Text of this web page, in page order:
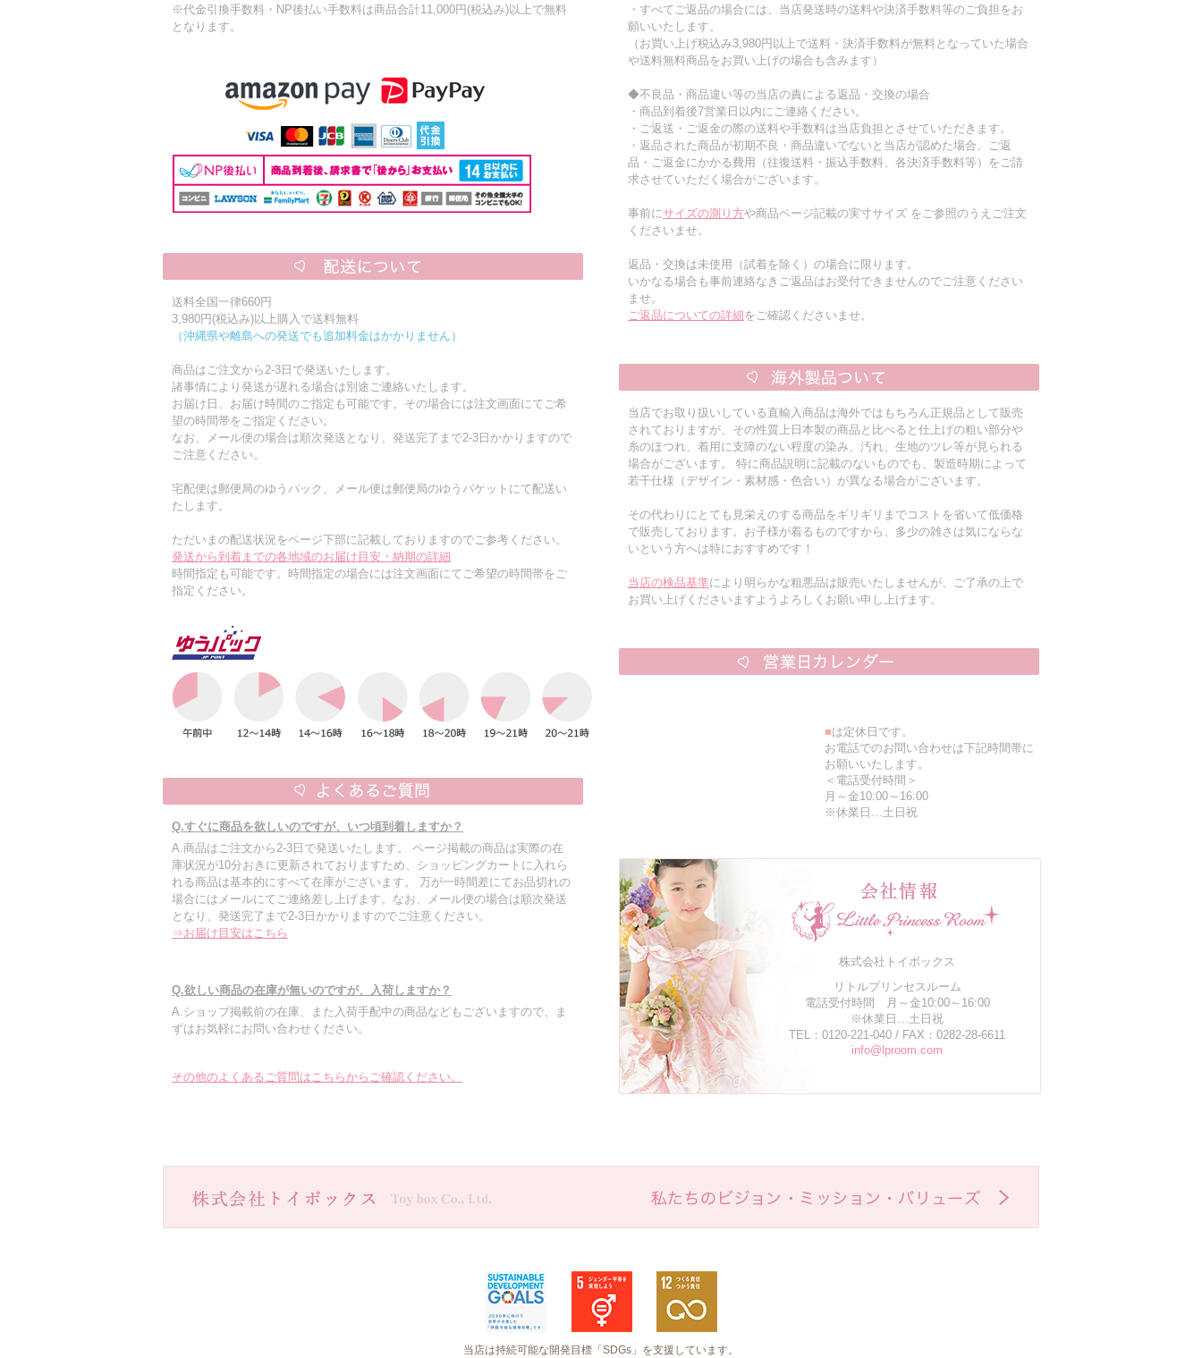
※代金引換手数料・NP後払い手数料は商品合計11,000円(税込み)以上で無料
となります。
送料全国一律660円
3,980円(税込み)以上購入で送料無料
（沖縄県や離島への発送でも追加料金はかかりません）
商品はご注文から2-3日で発送いたします。
諸事情により発送が遅れる場合は別途ご連絡いたします。
お届け日、お届け時間のご指定も可能です。その場合には注文画面にてご希
望の時間帯をご指定ください。
なお、メール便の場合は順次発送となり、発送完了まで2-3日かかりますので
ご注意ください。
宅配便は郵便局のゆうパック、メール便は郵便局のゆうパケットにて配送い
たします。
ただいまの配送状況をページ下部に記載しておりますのでご参考ください。
発送から到着までの各地域のお届け目安・納期の詳細
時間指定も可能です。時間指定の場合には注文画面にてご希望の時間帯をご
指定ください。
Q.すぐに商品を欲しいのですが、いつ頃到着しますか？
A.商品はご注文から2-3日で発送いたします。 ページ掲載の商品は実際の在
庫状況が10分おきに更新されておりますため、ショッピングカートに入れら
れる商品は基本的にすべて在庫がございます。 万が一時間差にてお品切れの
場合にはメールにてご連絡差し上げます。なお、メール便の場合は順次発送
となり、発送完了まで2-3日かかりますのでご注意ください。
⇒お届け目安はこちら
Q.欲しい商品の在庫が無いのですが、入荷しますか？
A.ショップ掲載前の在庫、また入荷手配中の商品などもございますので、ま
ずはお気軽にお問い合わせください。
その他のよくあるご質問はこちらからご確認ください。
・すべてご返品の場合には、当店発送時の送料や決済手数料等のご負担をお
願いいたします。
（お買い上げ税込み3,980円以上で送料・決済手数料が無料となっていた場合
や送料無料商品をお買い上げの場合も含みます）
◆不良品・商品違い等の当店の責による返品・交換の場合
・商品到着後7営業日以内にご連絡ください。
・ご返送・ご返金の際の送料や手数料は当店負担とさせていただきます。
・返品された商品が初期不良・商品違いでないと当店が認めた場合、ご返
品・ご返金にかかる費用（往復送料・振込手数料、各決済手数料等）をご請
求させていただく場合がございます。
事前にサイズの測り方や商品ページ記載の実寸サイズ をご参照のうえご注文
くださいませ。
返品・交換は未使用（試着を除く）の場合に限ります。
いかなる場合も事前連絡なきご返品はお受付できませんのでご注意ください
ませ。
ご返品についての詳細をご確認くださいませ。
当店でお取り扱いしている直輸入商品は海外ではもちろん正規品として販売
されておりますが、その性質上日本製の商品と比べると仕上げの粗い部分や
糸のほつれ、着用に支障のない程度の染み、汚れ、生地のツレ等が見られる
場合がございます。 特に商品説明に記載のないものでも、製造時期によって
若干仕様（デザイン・素材感・色合い）が異なる場合がございます。
その代わりにとても見栄えのする商品をギリギリまでコストを省いて低価格
で販売しております。お子様が着るものですから、多少の雑さは気にならな
いという方へは特におすすめです！
当店の検品基準により明らかな粗悪品は販売いたしませんが、ご了承の上で
お買い上げくださいますようよろしくお願い申し上げます。
■は定休日です。
お電話でのお問い合わせは下記時間帯に
お願いいたします。
＜電話受付時間＞
月～金10:00～16:00
※休業日…土日祝
株式会社トイボックス
リトルプリンセスルーム
電話受付時間 月～金10:00～16:00
※休業日…土日祝
TEL：0120-221-040 / FAX：0282-28-6611
info@lproom.com
当店は持続可能な開発目標「SDGs」を支援しています。